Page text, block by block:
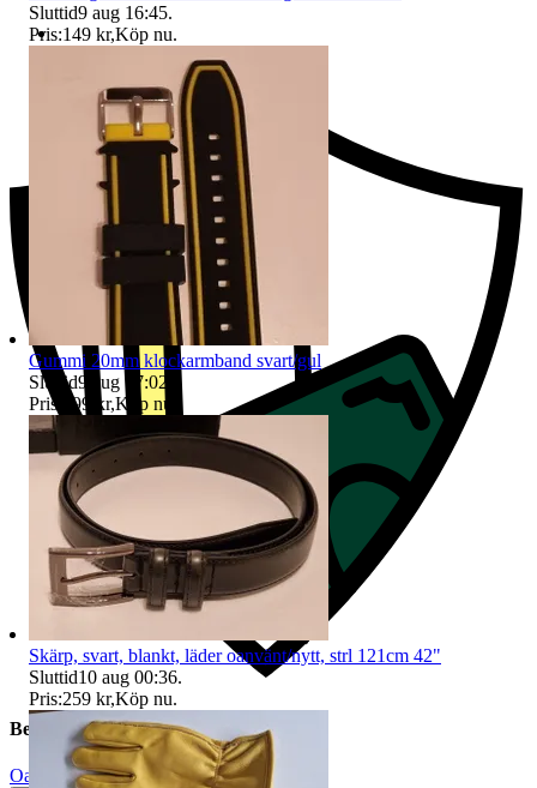
Ersättning om du inte får din vara
Beskrivning
Oanvänt
Sluttid9 aug 16:45.
Pris:149 kr,Köp nu.
Gummi 20mm klockarmband svart/gul
Sluttid9 aug 17:02
Pris:
199 kr,Köp nu
Skärp, svart, blankt, läder oanvänt/nytt, strl 121cm 42"
Sluttid10 aug 00:36.
Pris:259 kr,Köp nu.